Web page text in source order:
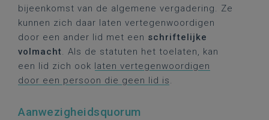
bijeenkomst van de algemene vergadering. Ze
kunnen zich daar laten vertegenwoordigen
door een ander lid met een schriftelijke
volmacht. Als de statuten het toelaten, kan
een lid zich ook laten vertegenwoordigen
door een persoon die geen lid is.
Aanwezigheidsquorum